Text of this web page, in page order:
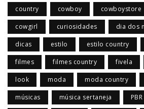
country cowboy cowboystore
cowgirl curiosidades dia dos
dicas estilo estilo country
filmes filmes country fivela
look moda moda country
músicas música sertaneja PBR